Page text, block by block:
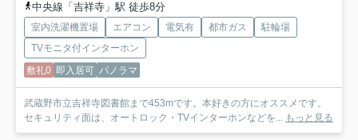
中央線「吉祥寺」駅 徒歩8分
室内洗濯機置場 エアコン 電気有 都市ガス
駐輪場
TVモニタ付インターホン
敷礼0 即入居可 パノラマ
武蔵野市立吉祥寺図書館まで453mです。本好きの方にオススメです。
セキュリティ面は、オートロック・TVインターホンなどを... もっと見る